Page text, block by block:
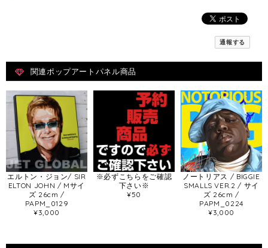
通報する
関連ポップアートパネル商品
エルトン・ジョン/ SIR
ELTON JOHN / Mサイ
ズ 26cm /
PAPM_0129
¥3,000
※必ずこちらをご確認
下さい※
¥50
ノートリアス / BIGGIE
SMALLS VER.2 / サイ
ズ 26cm /
PAPM_0224
¥3,000